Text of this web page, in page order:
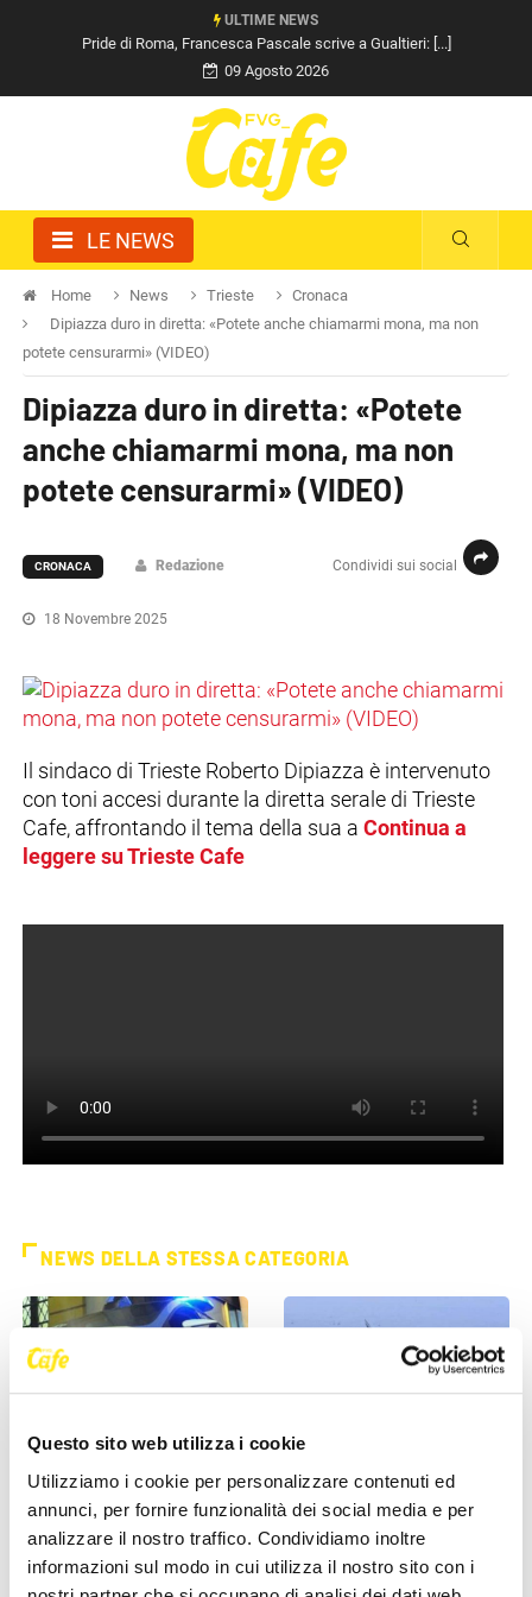
Questo sito web utilizza i cookie
Utilizziamo i cookie per personalizzare contenuti ed
annunci, per fornire funzionalità dei social media e per
analizzare il nostro traffico. Condividiamo inoltre
informazioni sul modo in cui utilizza il nostro sito con i
ULTIME NEWS
Pride di Roma, Francesca Pascale scrive a Gualtieri: [...]
09 Agosto 2026
LE NEWS
Home News Trieste
Cronaca
Dipiazza duro in diretta: «Potete anche chiamarmi mona, ma non
potete censurarmi» (VIDEO)
Dipiazza duro in diretta: «Potete
anche chiamarmi mona, ma non
potete censurarmi» (VIDEO)
Condividi sui social
CRONACA Redazione
18 Novembre 2025
Il sindaco di Trieste Roberto Dipiazza è intervenuto
con toni accesi durante la diretta serale di Trieste
Cafe, affrontando il tema della sua a Continua a
leggere su Trieste Cafe
NEWS DELLA STESSA CATEGORIA
CRONACA
Poliziotti sempre più sotto
pressione: “Così rischiamo di
CRONACA
Comprare casa a Trieste, gli
stranieri fanno salire il